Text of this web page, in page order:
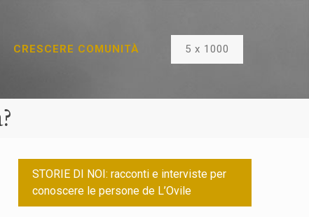
CRESCERE COMUNITÀ 5 x 1000
STORIE DI NOI: racconti e interviste per
conoscere le persone de L’Ovile